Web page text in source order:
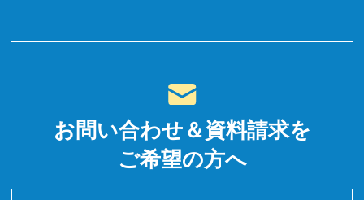
お問い合わせ＆資料請求を
ご希望の方へ